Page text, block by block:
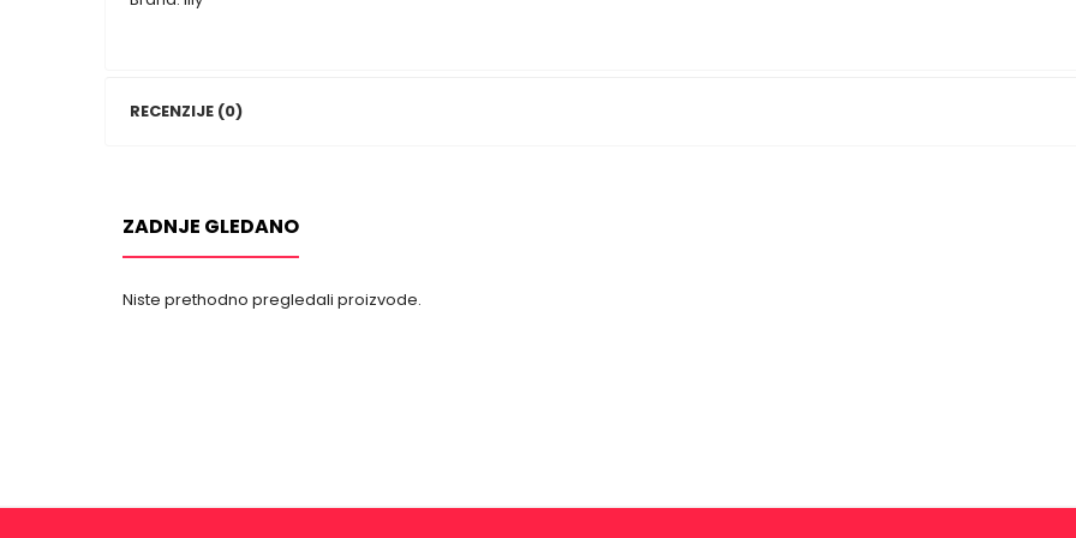
RECENZIJE (0)
ZADNJE GLEDANO
Niste prethodno pregledali proizvode.